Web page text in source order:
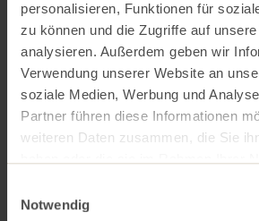
personalisieren, Funktionen für
zu können und die Zugriffe auf
analysieren. Außerdem geben wir
Verwendung unserer Website an
soziale Medien, Werbung und
Partner führen diese Informationen
weiteren Daten zusammen, die Sie
Notwendig
kalorienarm. 100 Gramm haben
Den Strunk und grüne Stellen sollten
entfernen. Sie enthalten den
größeren Mengen
toxisch wirken
zu Kopf- und Magenschmerzen
Pflanze ist Solanin übrigens
Bakterien oder Schimmelpilzen.